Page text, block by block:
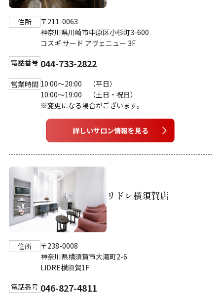
住所
〒211-0063
神奈川県川崎市中原区小杉町3-600
コスギ サード アヴェニュー 3F
電話番号 044-733-2822
営業時間 10:00～20:00 （平日）
10:00～19:00 （土日・祝日）
※変更になる場合がございます。
詳しいサロン情報を見る
リドレ横須賀店
住所
〒238-0008
神奈川県横須賀市大滝町2-6
LIDRE横須賀1F
電話番号 046-827-4811